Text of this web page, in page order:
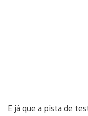
E já que a pista de